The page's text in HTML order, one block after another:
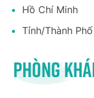
Hồ Chí Minh
Tỉnh/Thành
Phòng